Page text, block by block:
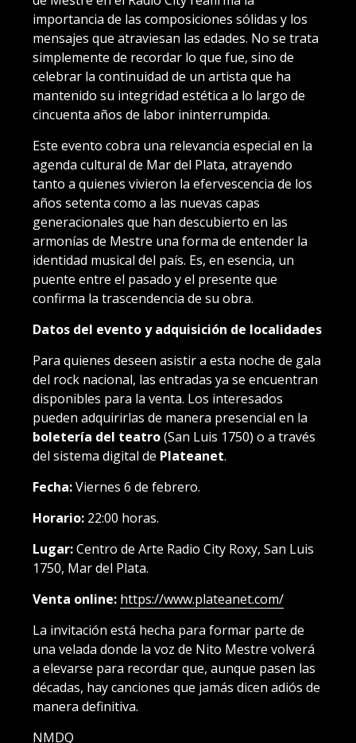
importancia de las composiciones sólidas y los
mensajes que atraviesan las edades. No se trata
simplemente de recordar lo que fue, sino de
celebrar la continuidad de un artista que ha
mantenido su integridad estética a lo largo de
cincuenta años de labor ininterrumpida.
Este evento cobra una relevancia especial en la
agenda cultural de Mar del Plata, atrayendo
tanto a quienes vivieron la efervescencia de los
años setenta como a las nuevas capas
generacionales que han descubierto en las
armonías de Mestre una forma de entender la
identidad musical del país. Es, en esencia, un
puente entre el pasado y el presente que
confirma la trascendencia de su obra.
Datos del evento y adquisición de localidades
Para quienes deseen asistir a esta noche de gala
del rock nacional, las entradas ya se encuentran
disponibles para la venta. Los interesados
pueden adquirirlas de manera presencial en la
boletería del teatro(San Luis 1750) o a través
del sistema digital de Plateanet.
Fecha:Viernes 6 de febrero.
Horario: 22:00 horas.
Lugar:Centro de Arte Radio City Roxy, San Luis
1750, Mar del Plata.
Venta online: https://www.plateanet.com/
La invitación está hecha para formar parte de
una velada donde la voz de Nito Mestre volverá
a elevarse para recordar que, aunque pasen las
décadas, hay canciones que jamás dicen adiós de
manera definitiva.
NMDQ